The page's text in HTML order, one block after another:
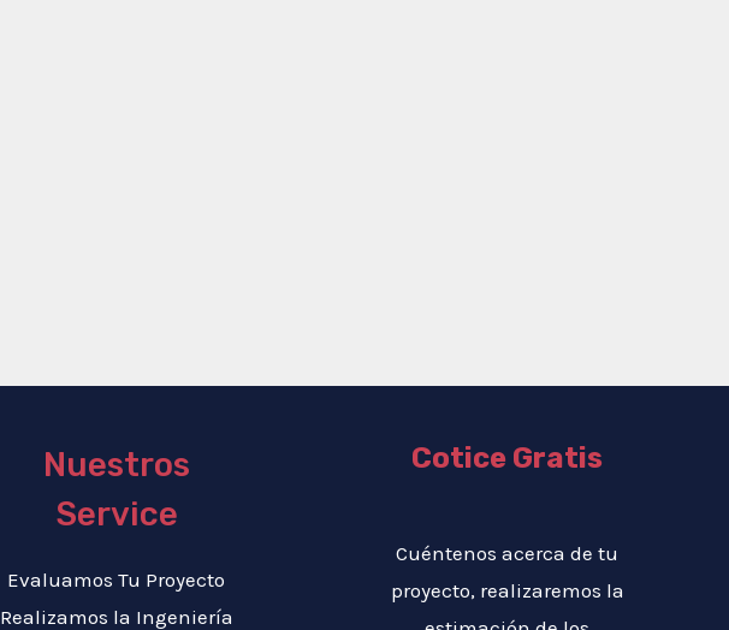
Nuestros
Service
Evaluamos Tu Proyecto
Realizamos la Ingeniería
Cotice Gratis
Cuéntenos acerca de tu
proyecto, realizaremos la